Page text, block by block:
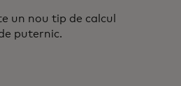
un nou tip de calcul
puternic.